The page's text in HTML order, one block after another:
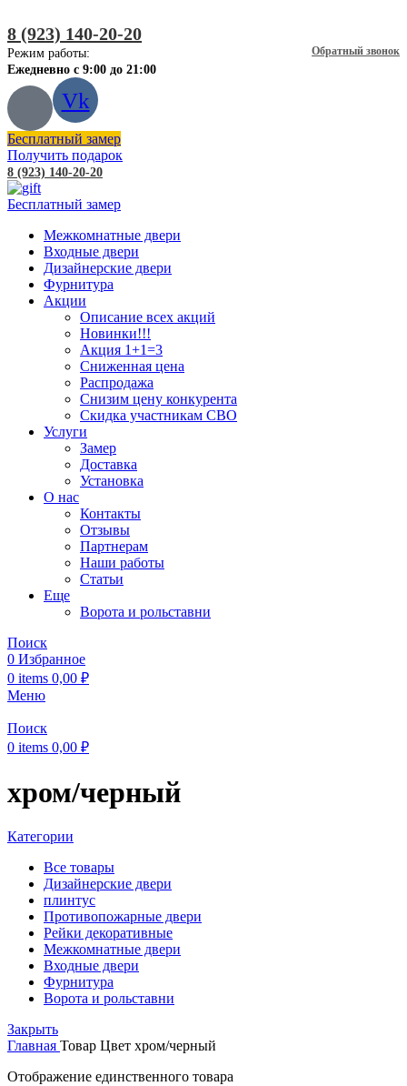
8 (923) 140-20-20
Обратный звонок
Режим работы:
Ежедневно с 9:00 до 21:00
Vk
Бесплатный замер
Получить подарок
8 (923) 140-20-20
Бесплатный замер
Межкомнатные двери
Входные двери
Дизайнерские двери
Фурнитура
Акции
Описание всех акций
Новинки!!!
Акция 1+1=3
Сниженная цена
Распродажа
Снизим цену конкурента
Скидка участникам СВО
Услуги
Замер
Доставка
Установка
О нас
Контакты
Отзывы
Партнерам
Наши работы
Статьи
Еще
Ворота и рольставни
Поиск
0 Избранное
0 items 0,00 ₽
Меню
Поиск
0 items 0,00 ₽
хром/черный
Категории
Все товары
Дизайнерские двери
плинтус
Противопожарные двери
Рейки декоративные
Межкомнатные двери
Входные двери
Фурнитура
Ворота и рольставни
Закрыть
Главная Товар Цвет хром/черный
Отображение единственного товара